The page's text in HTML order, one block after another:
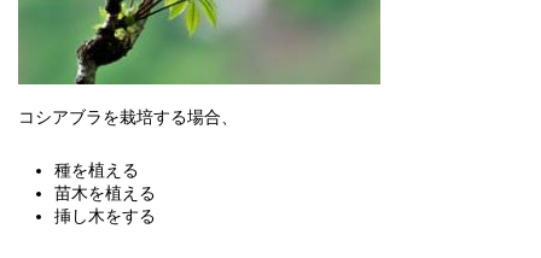
コシアブラを栽培する場合、
種を植える
苗木を植える
挿し木をする